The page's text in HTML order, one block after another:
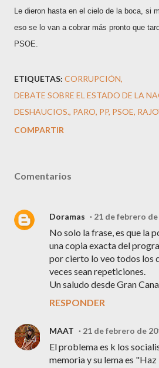
Le dieron hasta en el cielo de la boca, si
eso se lo van a cobrar más pronto que
PSOE.
ETIQUETAS: CORRUPCIÓN
DEBATE SOBRE EL ESTADO DE LA
DESHAUCIOS. PARO PP PSOE
COMPARTIR
Comentarios
Doramas 21 de febrero
No solo la frase, es que la
una copia exacta del
por cierto lo veo todos los
veces sean repeticiones.
Un saludo desde Gran
RESPONDER
MAAT 21 de febrero de
El problema es k los
memoria y su lema es